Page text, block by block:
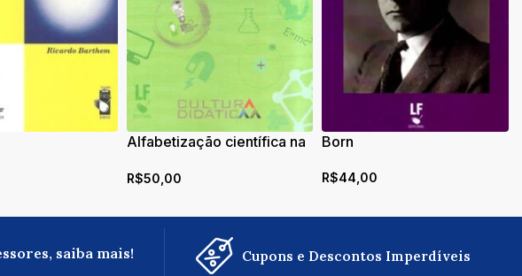
Alfabetização científica na
de ensinar física
R$50,00
Born
R$44,00
saiba mais! Cupons e Descontos Imperdíveis